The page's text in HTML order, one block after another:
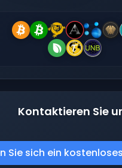
Kontaktieren Sie
Sie sich ein